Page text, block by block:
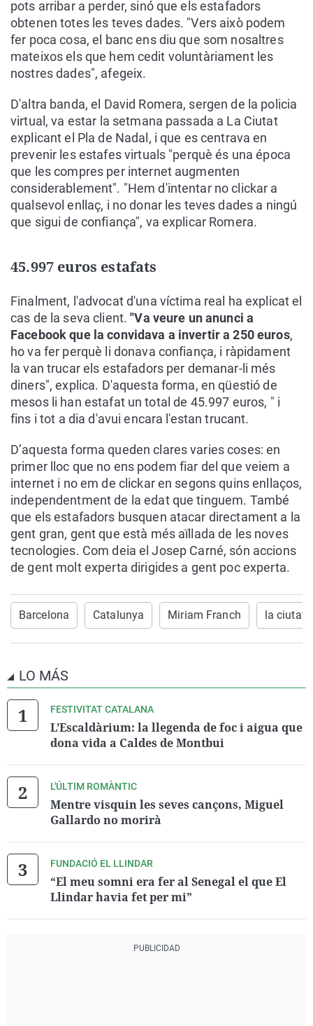
pots arribar a perder, sinó que els estafadors
obtenen totes les teves dades. "Vers això podem
fer poca cosa, el banc ens diu que som nosaltres
mateixos els que hem cedit voluntàriament les
nostres dades", afegeix.
D'altra banda, el David Romera, sergen de la policia
virtual, va estar la setmana passada a La Ciutat
explicant el Pla de Nadal, i que es centrava en
prevenir les estafes virtuals "perquè és una época
que les compres per internet augmenten
considerablement". "Hem d'intentar no clickar a
qualsevol enllaç, i no donar les teves dades a ningú
que sigui de confiança", va explicar Romera.
45.997 euros estafats
Finalment, l'advocat d'una víctima real ha explicat el
cas de la seva client. "Va veure un anunci a
Facebook que la convidava a invertir a 250 euros,
ho va fer perquè li donava confiança, i ràpidament
la van trucar els estafadors per demanar-li més
diners", explica. D'aquesta forma, en qüestió de
mesos li han estafat un total de 45.997 euros, " i
fins i tot a dia d'avui encara l'estan trucant.
D’aquesta forma queden clares varies coses: en
primer lloc que no ens podem fiar del que veiem a
internet i no em de clickar en segons quins enllaços,
independentment de la edat que tinguem. També
que els estafadors busquen atacar directament a la
gent gran, gent que està més aïllada de les noves
tecnologies. Com deia el Josep Carné, són accions
de gent molt experta dirigides a gent poc experta.
Barcelona Catalunya Miriam Franch la ciutat
LO MÁS
FESTIVITAT CATALANA
L’Escaldàrium: la llegenda de foc i aigua que
dona vida a Caldes de Montbui
L'ÚLTIM ROMÀNTIC
Mentre visquin les seves cançons, Miguel
Gallardo no morirà
FUNDACIÓ EL LLINDAR
“El meu somni era fer al Senegal el que El
Llindar havia fet per mi”